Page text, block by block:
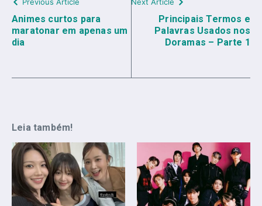
Animes curtos para
maratonar em apenas um
dia
Principais Termos e
Palavras Usados nos
Doramas – Parte 1
Leia também!